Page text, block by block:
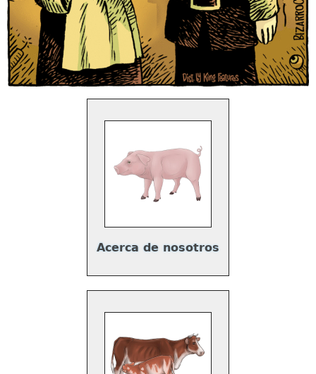
Acerca de nosotros